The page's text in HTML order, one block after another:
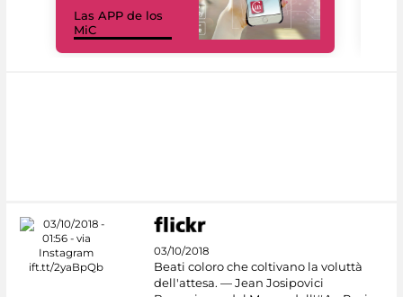
Las APP de los
MiC
03/10/2018
Beati coloro che coltivano la voluttà
dell'attesa. — Jean Josipovici